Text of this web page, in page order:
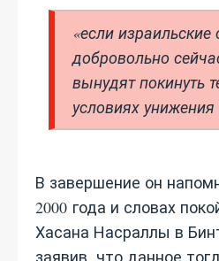
«если израильские
добровольно
вынудят покинуть
условиях
В завершение он
2000 года и словах
Хасана Насраллы в